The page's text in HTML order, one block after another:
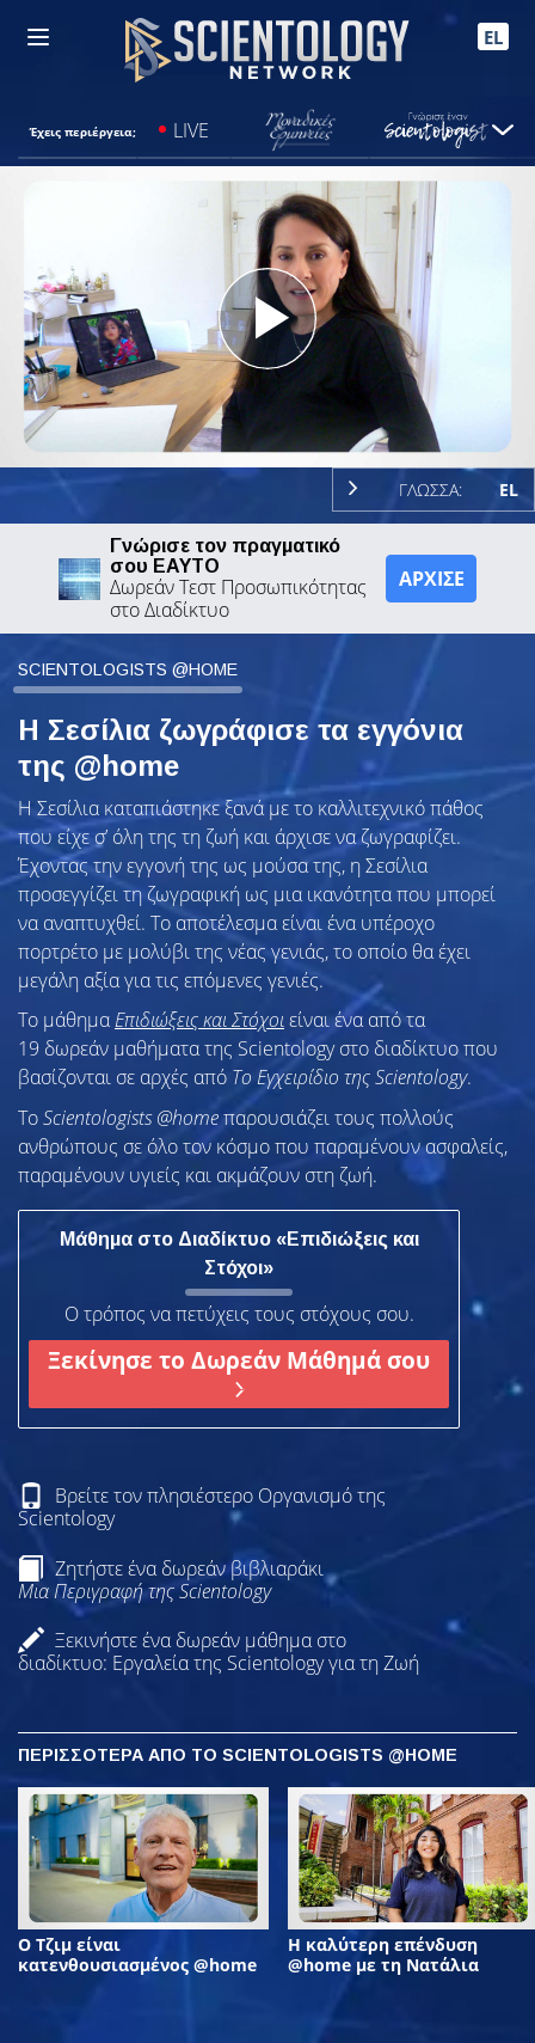
EL
Έχεις περιέργεια; LIVE
Play
Video
ΓΛΩΣΣΑ: EL
Γνώρισε τον πραγματικό
σου ΕΑΥΤΟ
Δωρεάν Τεστ Προσωπικότητας
στο Διαδίκτυο
ΑΡΧΙΣΕ
SCIENTOLOGISTS @HOME
Η Σεσίλια ζωγράφισε τα εγγόνια
της @home
Η Σεσίλια καταπιάστηκε ξανά με το καλλιτεχνικό πάθος
που είχε σ’ όλη της τη ζωή και άρχισε να ζωγραφίζει.
Έχοντας την εγγονή της ως μούσα της, η Σεσίλια
προσεγγίζει τη ζωγραφική ως μια ικανότητα που μπορεί
να αναπτυχθεί. Το αποτέλεσμα είναι ένα υπέροχο
πορτρέτο με μολύβι της νέας γενιάς, το οποίο θα έχει
μεγάλη αξία για τις επόμενες γενιές.
Το μάθημαΕπιδιώξεις και Στόχοιείναι ένα από τα
19 δωρεάν μαθήματα της Scientology στο διαδίκτυο που
βασίζονται σε αρχές από Το Εγχειρίδιο της Scientology.
ToScientologists @homeπαρουσιάζει τους πολλούς
ανθρώπους σε όλο τον κόσμο που παραμένουν ασφαλείς,
παραμένουν υγιείς και ακμάζουν στη ζωή.
Μάθημα στο Διαδίκτυο «Επιδιώξεις και
Στόχοι»
Ο τρόπος να πετύχεις τους στόχους σου.
Ξεκίνησε το Δωρεάν Μάθημά σου
Βρείτε τον πλησιέστερο Οργανισμό της
Scientology
Ζητήστε ένα δωρεάν βιβλιαράκι
Μια Περιγραφή της Scientology
Ξεκινήστε ένα δωρεάν μάθημα στο
διαδίκτυο: Εργαλεία της Scientology για τη Ζωή
ΠΕΡΙΣΣΟΤΕΡΑ ΑΠΟ ΤΟ SCIENTOLOGISTS @HOME
Ο Τζιμ είναι
κατενθουσιασμένος @home
Η καλύτερη επένδυση
@home με τη Νατάλια